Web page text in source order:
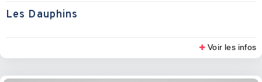
Les Dauphins
Voir les infos